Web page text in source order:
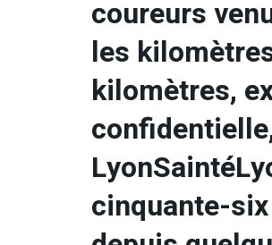
coureurs
les
kilomètres,
cinquante-